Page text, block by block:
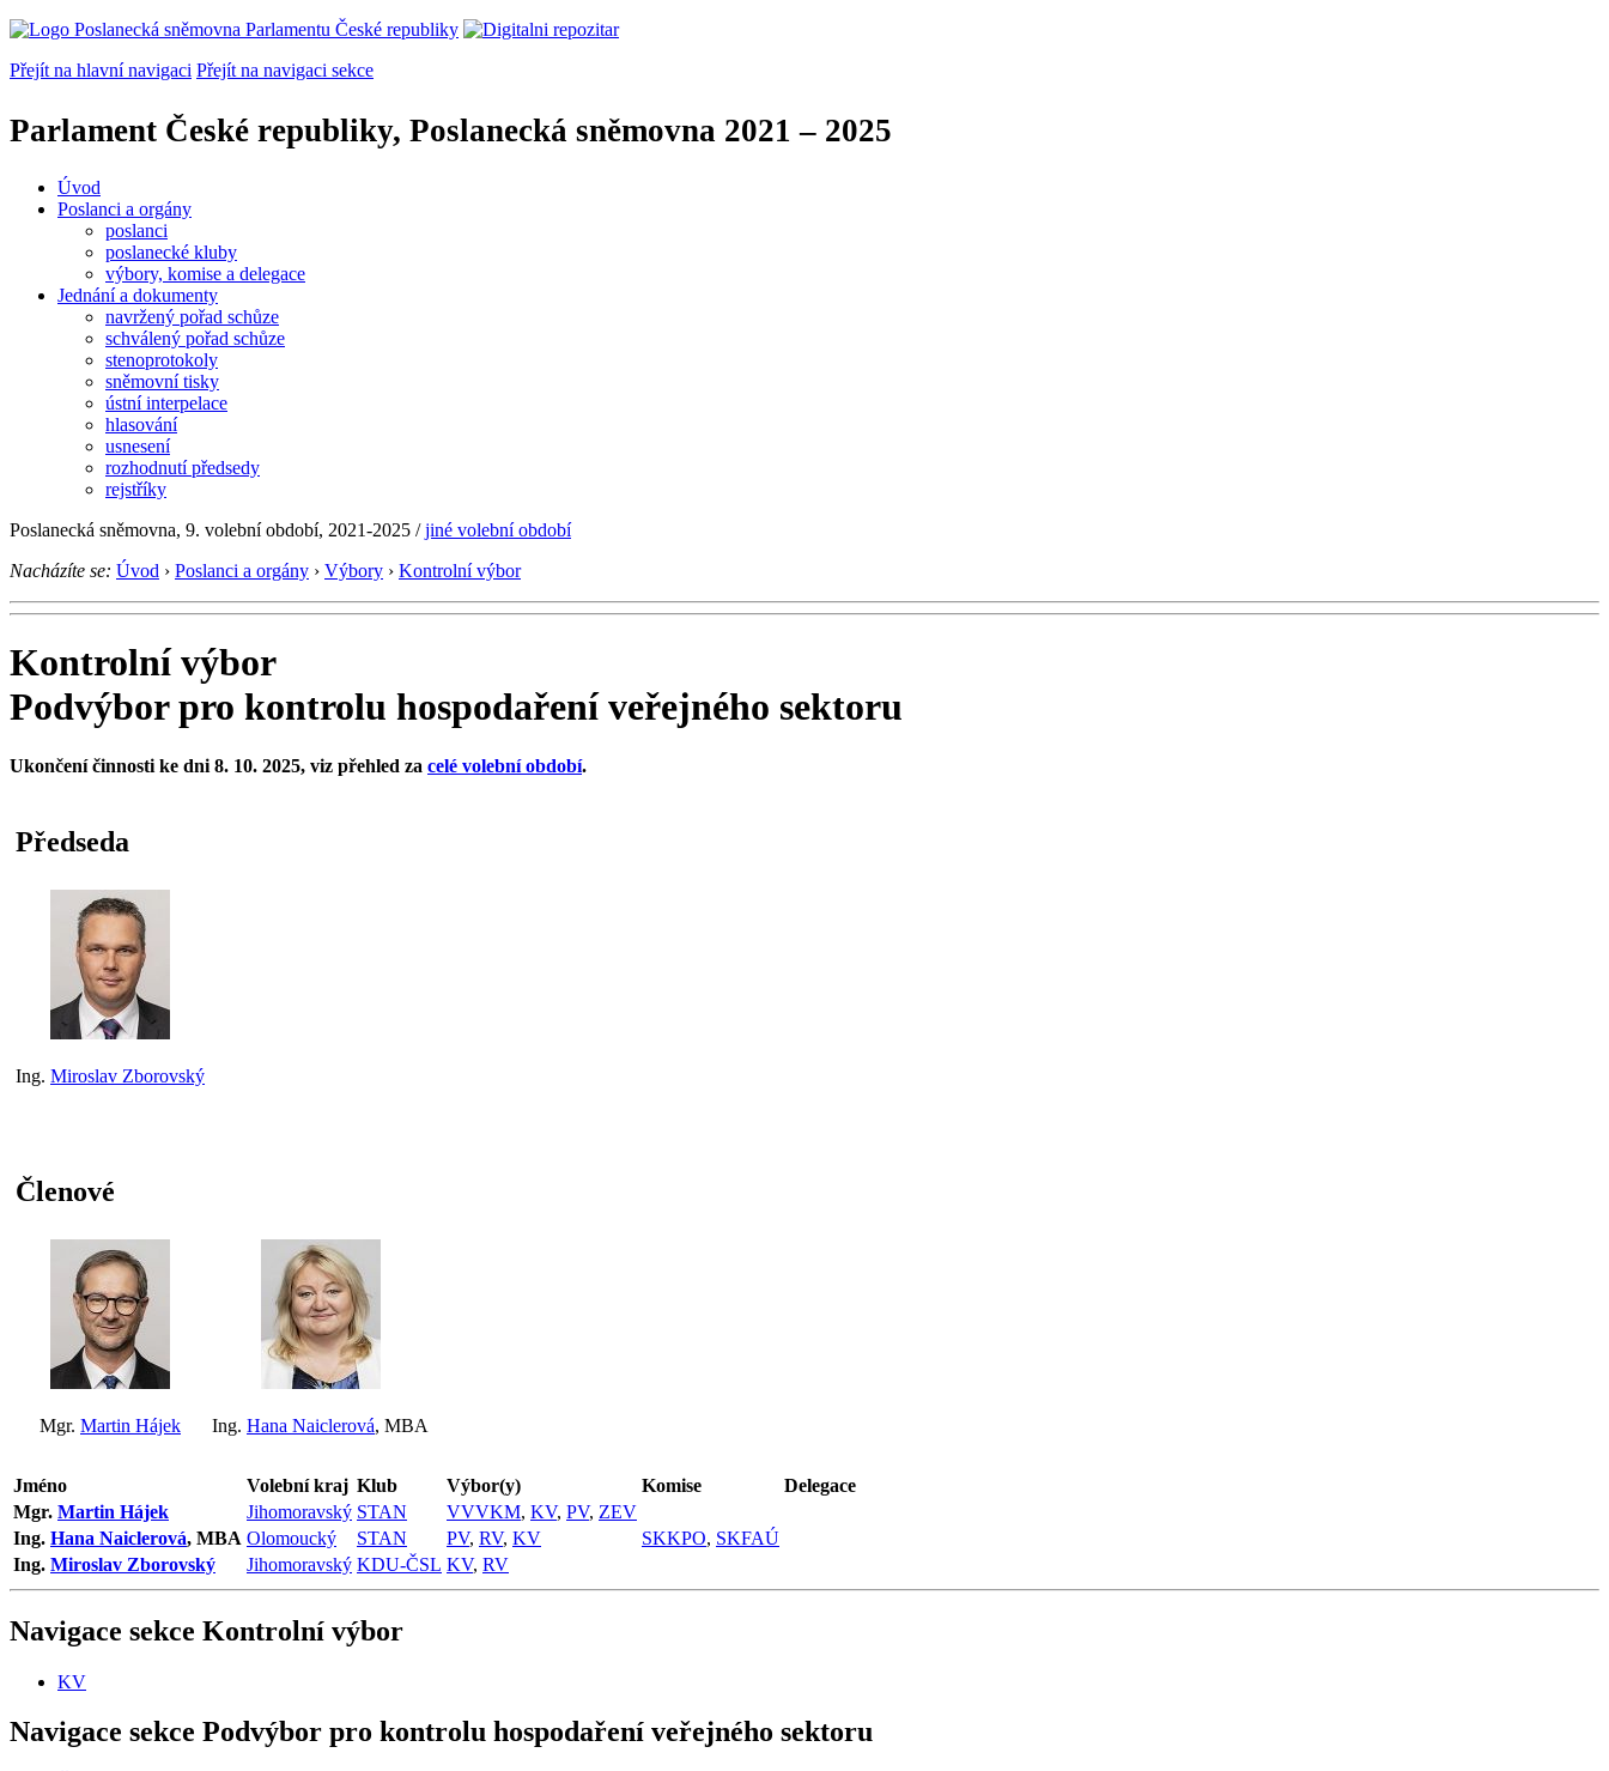
Přejít na hlavní navigaci Přejít na navigaci sekce
Parlament České republiky, Poslanecká sněmovna 2021 – 2025
Úvod
Poslanci a orgány
poslanci
poslanecké kluby
výbory, komise a delegace
Jednání a dokumenty
navržený pořad schůze
schválený pořad schůze
stenoprotokoly
sněmovní tisky
ústní interpelace
hlasování
usnesení
rozhodnutí předsedy
rejstříky
Poslanecká sněmovna, 9. volební období, 2021-2025 /jiné volební období
Nacházíte se: Úvod › Poslanci a orgány › Výbory › Kontrolní výbor
Kontrolní výbor
Podvýbor pro kontrolu hospodaření veřejného sektoru
Ukončení činnosti ke dni 8. 10. 2025, viz přehled za celé volební období.
Předseda
Ing. Miroslav Zborovský
Členové
Mgr. Martin Hájek Ing. Hana Naiclerová, MBA
Jméno Volební kraj Klub Výbor(y) Komise
Delegace
Mgr. Martin Hájek Jihomoravský STAN VVVKM, KV, PV, ZEV
Ing. Hana Naiclerová, MBA Olomoucký STAN PV, RV, KV SKKPO, SKFAÚ
Ing. Miroslav Zborovský Jihomoravský KDU-ČSL KV, RV
Navigace sekce Kontrolní výbor
KV
Navigace sekce Podvýbor pro kontrolu hospodaření veřejného sektoru